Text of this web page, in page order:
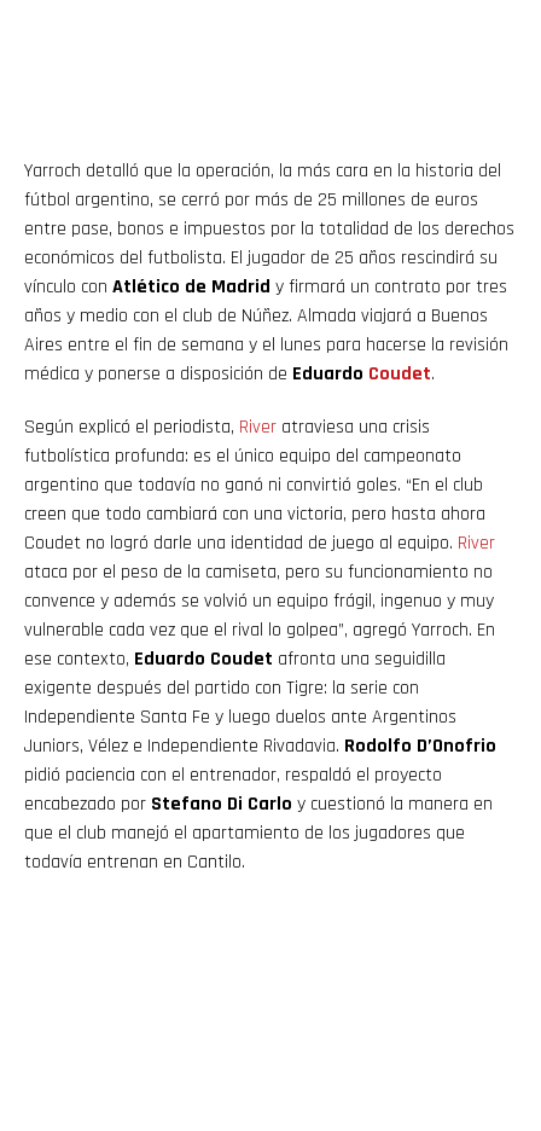
Yarroch detalló que la operación, la más cara en la historia del
fútbol argentino, se cerró por más de 25 millones de euros
entre pase, bonos e impuestos por la totalidad de los derechos
económicos del futbolista. El jugador de 25 años rescindirá su
vínculo con Atlético de Madrid y firmará un contrato por tres
años y medio con el club de Núñez. Almada viajará a Buenos
Aires entre el fin de semana y el lunes para hacerse la revisión
médica y ponerse a disposición de Eduardo Coudet.
Según explicó el periodista, River atraviesa una crisis
futbolística profunda: es el único equipo del campeonato
argentino que todavía no ganó ni convirtió goles. “En el club
creen que todo cambiará con una victoria, pero hasta ahora
Coudet no logró darle una identidad de juego al equipo. River
ataca por el peso de la camiseta, pero su funcionamiento no
convence y además se volvió un equipo frágil, ingenuo y muy
vulnerable cada vez que el rival lo golpea”, agregó Yarroch. En
ese contexto, Eduardo Coudet afronta una seguidilla
exigente después del partido con Tigre: la serie con
Independiente Santa Fe y luego duelos ante Argentinos
Juniors, Vélez e Independiente Rivadavia. Rodolfo D’Onofrio
pidió paciencia con el entrenador, respaldó el proyecto
encabezado por Stefano Di Carlo y cuestionó la manera en
que el club manejó el apartamiento de los jugadores que
todavía entrenan en Cantilo.